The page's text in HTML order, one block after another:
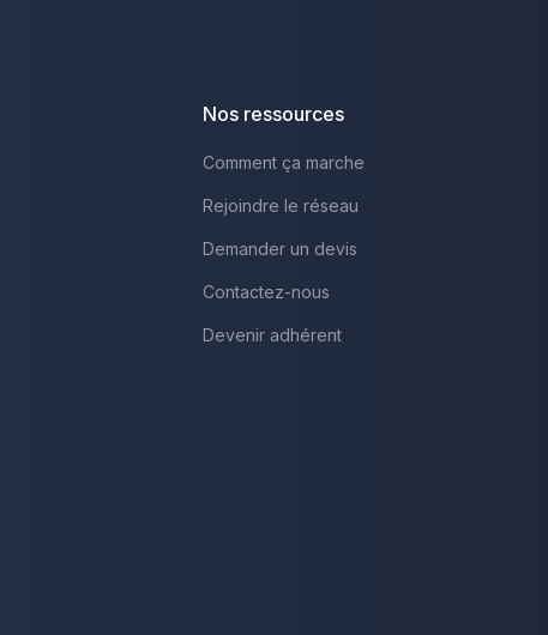
Nos ressources
Comment ça marche
Rejoindre le réseau
Demander un devis
Contactez-nous
Devenir adhérent